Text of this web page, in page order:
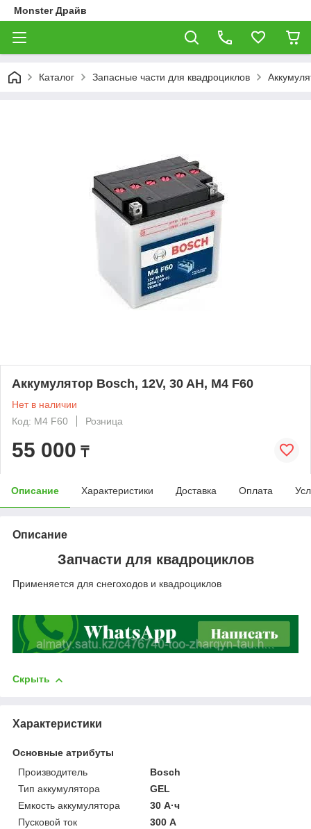
Monster Драйв
Каталог Запасные части для квадроциклов
Аккумулятор Bosch, 12V, 30 AH, M4 F60
Нет в наличии
Код: M4 F60
Розница
55 000 ₸
Описание Характеристики Доставка Оплата
Описание
Запчасти для квадроциклов
Применяется для снегоходов и квадроциклов
Скрыть
Характеристики
Основные атрибуты
Производитель
Bosch
Тип аккумулятора
GEL
Емкость аккумулятора
30 А·ч
Пусковой ток
300 А